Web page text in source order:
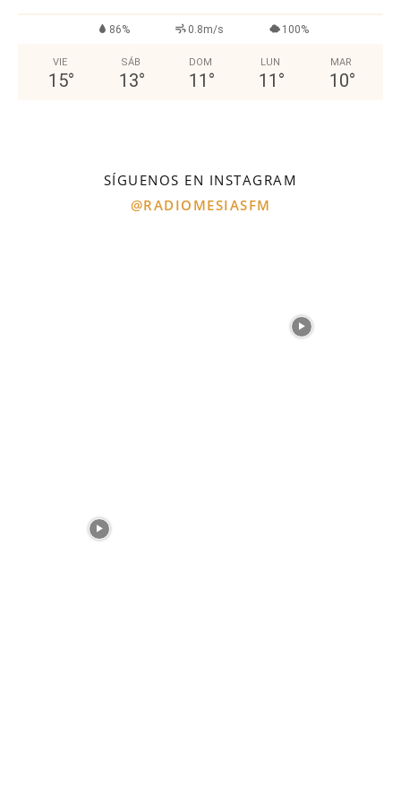
86% 0.8m/s 100%
VIE
15°
SÁB
13°
DOM
11 °
LUN
11 °
MAR
10°
SÍGUENOS EN INSTAGRAM
@RADIOMESIASFM